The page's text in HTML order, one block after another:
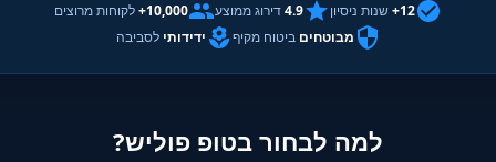
12+ שנות ניסיון 4.9דירוג ממוצע 10,000+
לקוחות מרוצים
מבוטחים ביטוח מקיף ידידותי לסביבה
למה לבחור בטופ פוליש?